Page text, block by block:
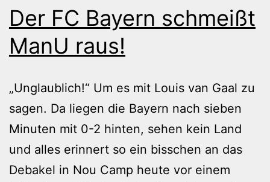
Der FC Bayern schmeißt
ManU raus!
„Unglaublich!“ Um es mit Louis van Gaal zu
sagen. Da liegen die Bayern nach sieben
Minuten mit 0-2 hinten, sehen kein Land
und alles erinnert so ein bisschen an das
Debakel in Nou Camp heute vor einem